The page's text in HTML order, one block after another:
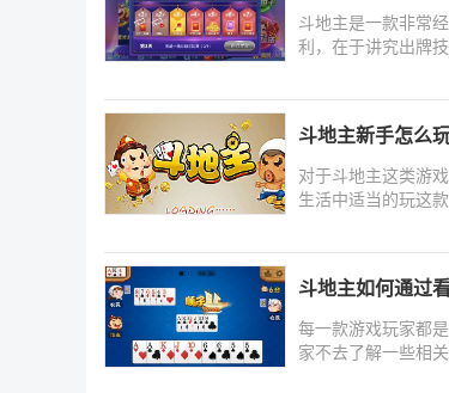
斗地主是一款非常
利，在于讲究出牌
斗地主新手怎么
对于斗地主这类游
生活中适当的玩这
斗地主如何通过
每一款游戏玩家都
家不去了解一些相